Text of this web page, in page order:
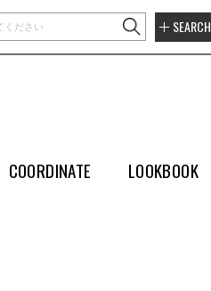
SEARCH
COORDINATE LOOKBOOK